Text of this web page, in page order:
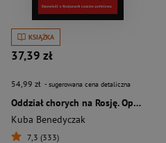
KSIĄŻKA
37,39 zł
54,99 zł - sugerowana cena detaliczna
Oddział chorych na Rosję. Opowieść o Rosjanach czasów putinizmu
Kuba Benedyczak
7,3 (333)